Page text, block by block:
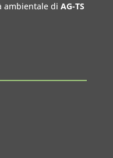
ambientale di AG-TS